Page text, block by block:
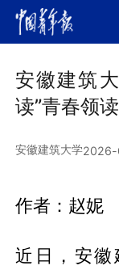
安徽建筑
读”青春领
安徽建筑大学
作者：赵妮
近日，安徽